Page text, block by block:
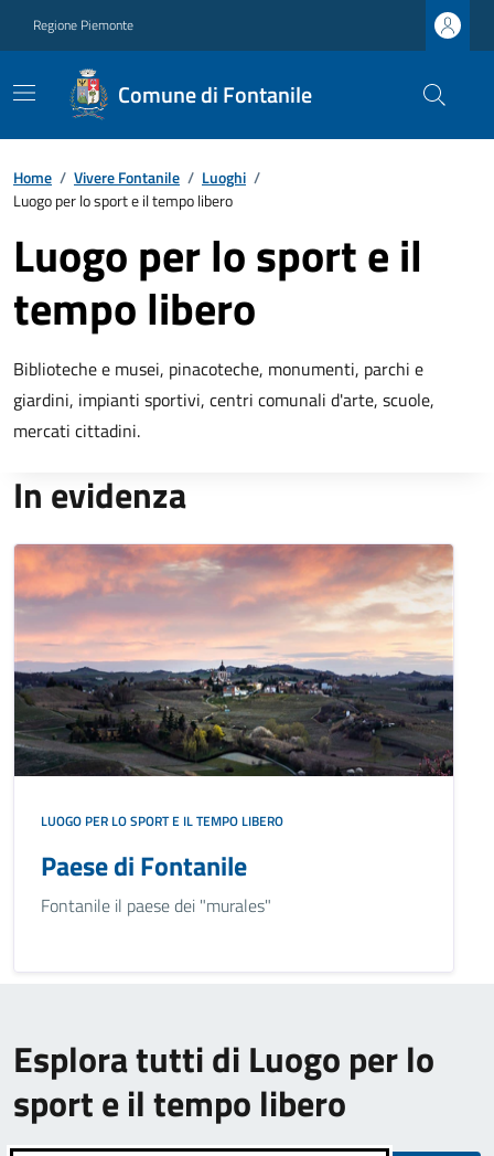
Regione Piemonte
Comune di Fontanile
Home / Vivere Fontanile / Luoghi /
Luogo per lo sport e il tempo libero
Luogo per lo sport e il
tempo libero
Biblioteche e musei, pinacoteche, monumenti, parchi e
giardini, impianti sportivi, centri comunali d'arte, scuole,
mercati cittadini.
In evidenza
LUOGO PER LO SPORT E IL TEMPO LIBERO
Paese di Fontanile
Fontanile il paese dei "murales"
Esplora tutti di Luogo per lo
sport e il tempo libero